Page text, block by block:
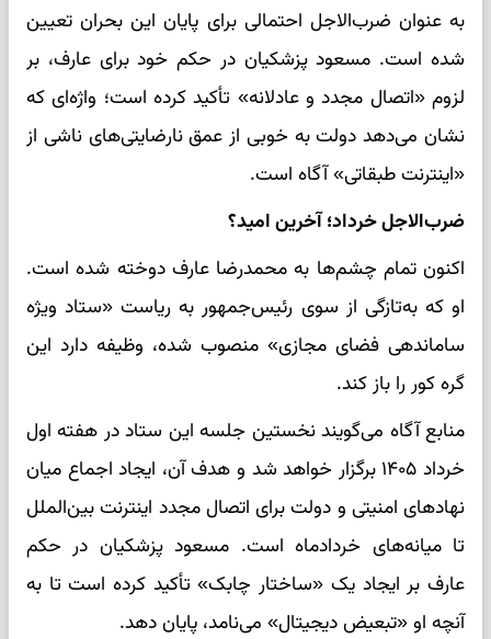
به عنوان ضرب‌الاجل احتمالی برای پایان این بحران تعیین
شده است. مسعود پزشکیان در حکم خود برای عارف، بر
لزوم «اتصال مجدد و عادلانه» تأکید کرده است؛ واژه‌ای که
نشان می‌دهد دولت به خوبی از عمق نارضایتی‌های ناشی از
«اینترنت طبقاتی» آگاه است.
ضرب‌الاجل خرداد؛ آخرین امید؟
اکنون تمام چشم‌ها به محمدرضا عارف دوخته شده است.
او که به‌تازگی از سوی رئیس‌جمهور به ریاست «ستاد ویژه
ساماندهی فضای مجازی» منصوب شده، وظیفه دارد این
گره کور را باز کند.
منابع آگاه می‌گویند نخستین جلسه این ستاد در هفته اول
خرداد ۱۴۰۵ برگزار خواهد شد و هدف آن، ایجاد اجماع میان
نهادهای امنیتی و دولت برای اتصال مجدد اینترنت بین‌الملل
تا میانه‌های خردادماه است. مسعود پزشکیان در حکم
عارف بر ایجاد یک «ساختار چابک» تأکید کرده است تا به
آنچه او «تبعیض دیجیتال» می‌نامد، پایان دهد.